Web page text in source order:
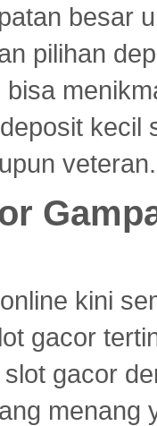
besar
pilihan
veteran.
kini
gacor
gacor
menang